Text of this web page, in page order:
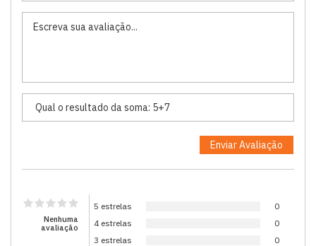
Nenhuma
avaliação
5 estrelas
0
4 estrelas
0
3 estrelas
0